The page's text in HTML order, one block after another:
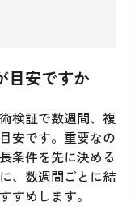
目安ですか
検証で数週間、複
安です。重要なの
条件を先に決める
、数週間ごとに結
すめします。